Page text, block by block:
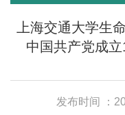
上海交通大学生
中国共产党成
发布时间 ：